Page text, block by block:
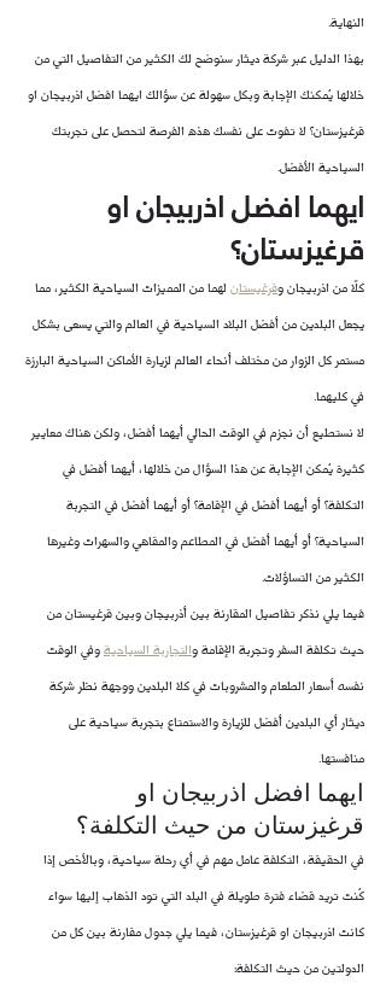
النهاية.
بهذا الدليل عبر شركة ديثار سنوضح لك الكثير من التفاصيل التي من
خلالها يُمكنك الإجابة وبكل سهولة عن سؤالك ايهما افضل اذربيجان او
قرغيزستان؟ لا تفوت على نفسك هذه الفرصة لتحصل على تجربتك
السياحية الأفضل.
ايهما افضل اذربيجان او
قرغيزستان؟
كلًا من اذربيجان وقرغيستان لهما من المميزات السياحية الكثير، مما
يجعل البلدين من أفضل البلاد السياحية في العالم والتي يسعى بشكل
مستمر كل الزوار من مختلف أنحاء العالم لزيارة الأماكن السياحية البارزة
في كليهما.
لا نستطيع أن نجزم في الوقت الحالي أيهما أفضل، ولكن هناك معايير
كثيرة يُمكن الإجابة عن هذا السؤال من خلالها، أيهما أفضل في
التكلفة؟ أو أيهما أفضل في الإقامة؟ أو أيهما أفضل في التجربة
السياحية؟ أو أيهما أفضل في المطاعم والمقاهي والسهرات وغيرها
الكثير من التساؤلات.
فيما يلي نذكر تفاصيل المقارنة بين أذربيجان وبين قرغيستان من
حيث تكلفة السفر وتجربة الإقامة والتجاربة السياحية وفي الوقت
نفسه أسعار الطعام والمشروبات في كلا البلدين ووجهة نظر شركة
ديثار أي البلدين أفضل للزيارة والاستمتاع بتجربة سياحية على
منافستها.
ايهما افضل اذربيجان او
قرغيزستان من حيث التكلفة؟
في الحقيقة، التكلفة عامل مهم في أي رحلة سياحية، وبالأخص إذا
كُنت تريد قضاء فترة طويلة في البلد التي تود الذهاب إليها سواء
كانت اذربيجان او قرغيزستان، فيما يلي جدول مقارنة بين كل من
الدولتين من حيث التكلفة: